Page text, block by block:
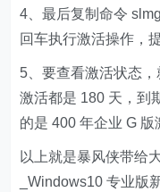
4、最后复制命令
回车执行激活操作，
5、要查看激活状态
激活都是 180 天，到
的是 400 年企业 G 版
以上就是暴风侠带给
_Windows10 专业版